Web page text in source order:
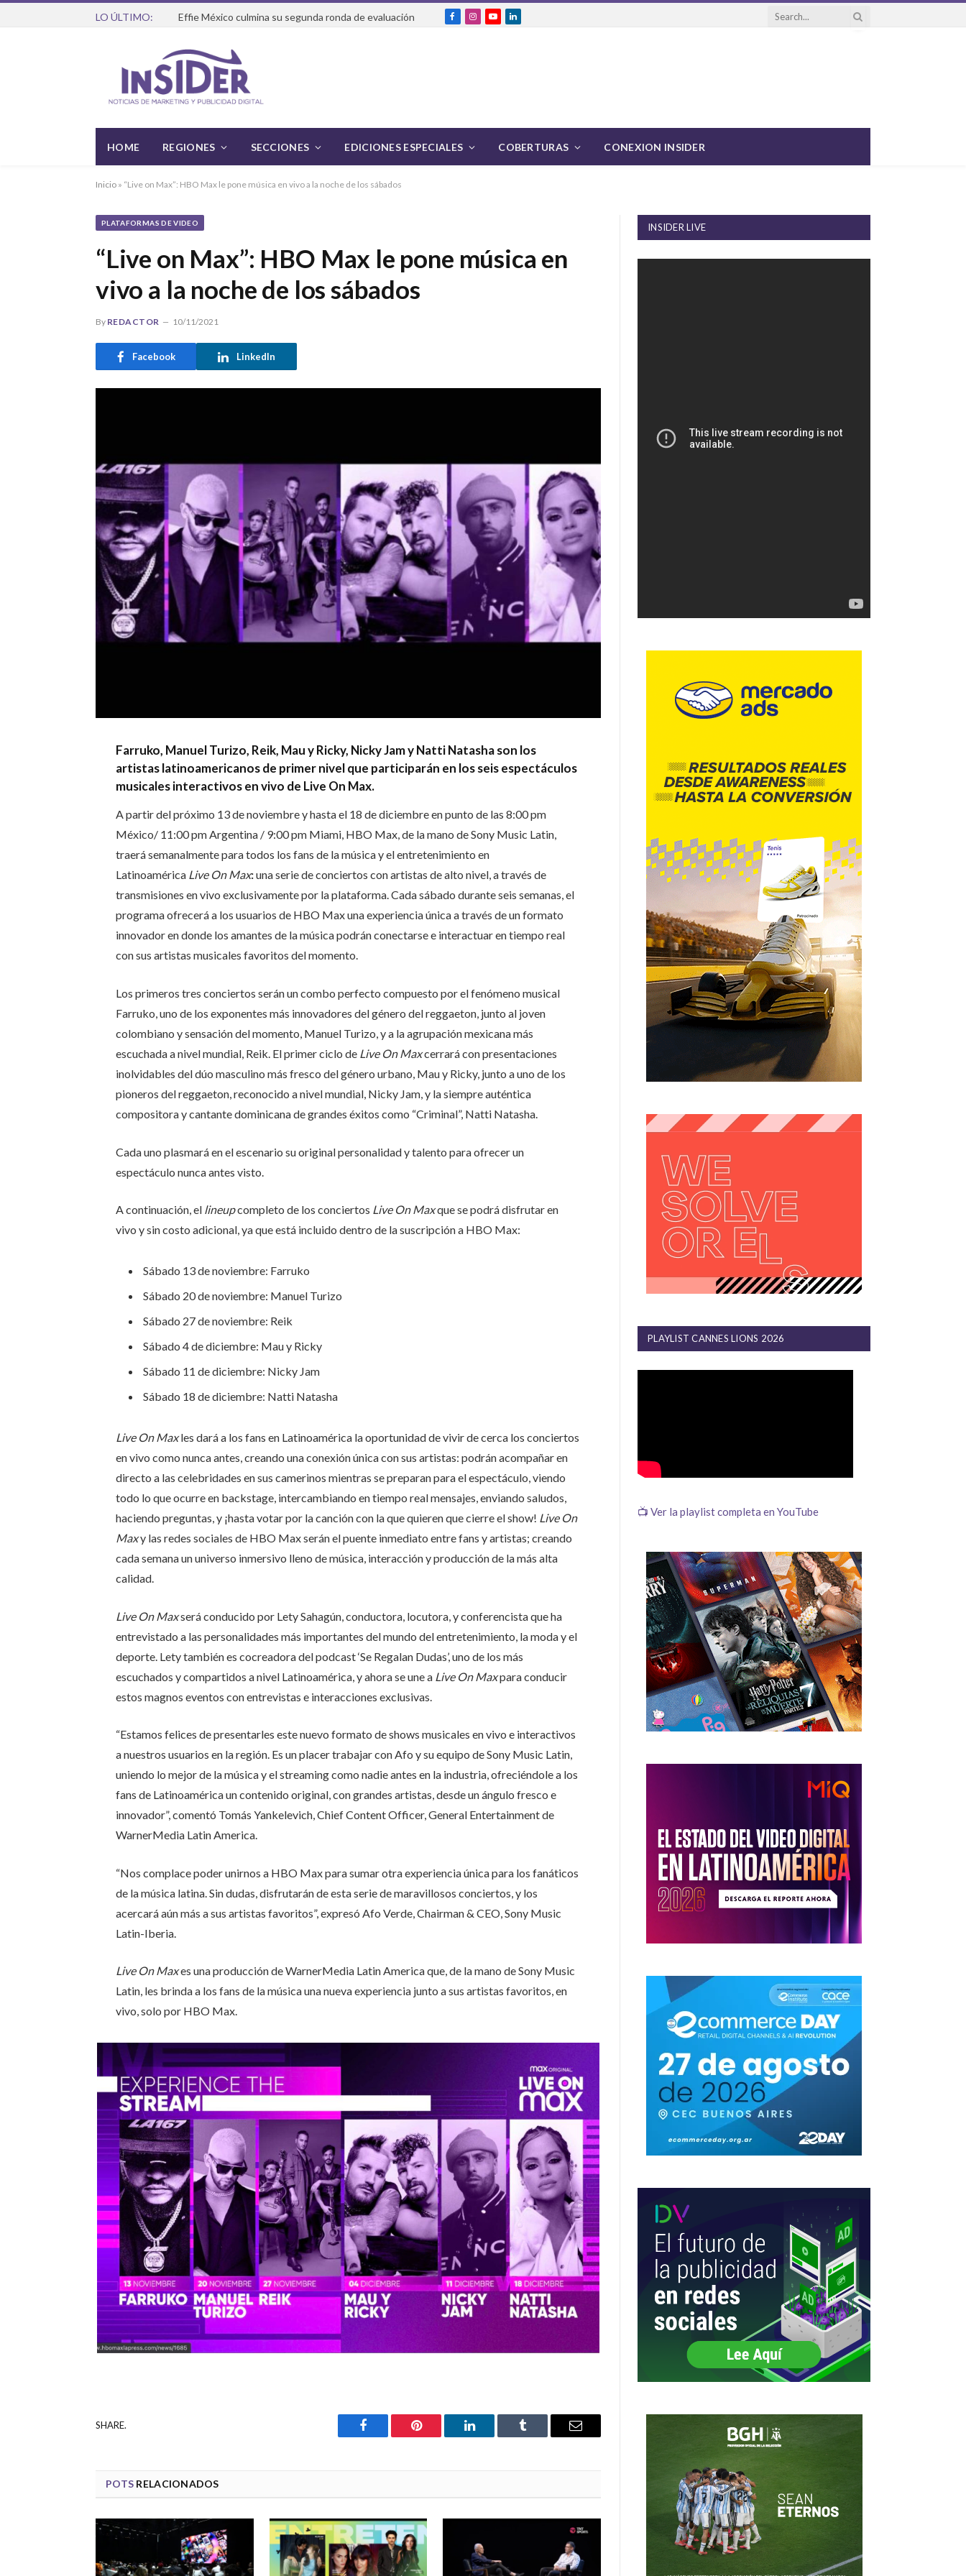
LO ÚLTIMO: Effie México culmina su segunda ronda de evaluación
FacebookInstagram
YouTubeLinkedIn
HOME REGIONES SECCIONES EDICIONES ESPECIALES COBERTURAS CONEXION INSIDER
Inicio » “Live on Max”: HBO Max le pone música en vivo a la noche de los sábados
PLATAFORMAS DE VIDEO
“Live on Max”: HBO Max le pone música en
vivo a la noche de los sábados
By REDACTOR 10/11/2021
Facebook LinkedIn
Farruko, Manuel Turizo, Reik, Mau y Ricky, Nicky Jam y Natti Natasha son los
artistas latinoamericanos de primer nivel que participarán en los seis espectáculos
musicales interactivos en vivo de Live On Max.
A partir del próximo 13 de noviembre y hasta el 18 de diciembre en punto de las 8:00 pm
México/ 11:00 pm Argentina / 9:00 pm Miami, HBO Max, de la mano de Sony Music Latin,
traerá semanalmente para todos los fans de la música y el entretenimiento en
Latinoamérica Live On Max:una serie de conciertos con artistas de alto nivel, a través de
transmisiones en vivo exclusivamente por la plataforma. Cada sábado durante seis semanas, el
programa ofrecerá a los usuarios de HBO Max una experiencia única a través de un formato
innovador en donde los amantes de la música podrán conectarse e interactuar en tiempo real
con sus artistas musicales favoritos del momento.
Los primeros tres conciertos serán un combo perfecto compuesto por el fenómeno musical
Farruko, uno de los exponentes más innovadores del género del reggaeton, junto al joven
colombiano y sensación del momento, Manuel Turizo, y a la agrupación mexicana más
escuchada a nivel mundial, Reik. El primer ciclo de Live On Maxcerrará con presentaciones
inolvidables del dúo masculino más fresco del género urbano, Mau y Ricky, junto a uno de los
pioneros del reggaeton, reconocido a nivel mundial, Nicky Jam, y la siempre auténtica
compositora y cantante dominicana de grandes éxitos como “Criminal”, Natti Natasha.
Cada uno plasmará en el escenario su original personalidad y talento para ofrecer un
espectáculo nunca antes visto.
A continuación, el lineupcompleto de los conciertos Live On Maxque se podrá disfrutar en
vivo y sin costo adicional, ya que está incluido dentro de la suscripción a HBO Max:
Sábado 13 de noviembre: Farruko
Sábado 20 de noviembre: Manuel Turizo
Sábado 27 de noviembre: Reik
Sábado 4 de diciembre: Mau y Ricky
Sábado 11 de diciembre: Nicky Jam
Sábado 18 de diciembre: Natti Natasha
Live On Maxles dará a los fans en Latinoamérica la oportunidad de vivir de cerca los conciertos
en vivo como nunca antes, creando una conexión única con sus artistas: podrán acompañar en
directo a las celebridades en sus camerinos mientras se preparan para el espectáculo, viendo
todo lo que ocurre en backstage, intercambiando en tiempo real mensajes, enviando saludos,
haciendo preguntas, y ¡hasta votar por la canción con la que quieren que cierre el show! Live On
Maxy las redes sociales de HBO Max serán el puente inmediato entre fans y artistas; creando
cada semana un universo inmersivo lleno de música, interacción y producción de la más alta
calidad.
Live On Maxserá conducido por Lety Sahagún, conductora, locutora, y conferencista que ha
entrevistado a las personalidades más importantes del mundo del entretenimiento, la moda y el
deporte. Lety también es cocreadora del podcast ‘Se Regalan Dudas’, uno de los más
escuchados y compartidos a nivel Latinoamérica, y ahora se une a Live On Maxpara conducir
estos magnos eventos con entrevistas e interacciones exclusivas.
“Estamos felices de presentarles este nuevo formato de shows musicales en vivo e interactivos
a nuestros usuarios en la región. Es un placer trabajar con Afo y su equipo de Sony Music Latin,
uniendo lo mejor de la música y el streaming como nadie antes en la industria, ofreciéndole a los
fans de Latinoamérica un contenido original, con grandes artistas, desde un ángulo fresco e
innovador”, comentó Tomás Yankelevich, Chief Content Officer, General Entertainment de
WarnerMedia Latin America.
“Nos complace poder unirnos a HBO Max para sumar otra experiencia única para los fanáticos
de la música latina. Sin dudas, disfrutarán de esta serie de maravillosos conciertos, y los
acercará aún más a sus artistas favoritos”, expresó Afo Verde, Chairman & CEO, Sony Music
Latin-Iberia.
Live On Maxes una producción de WarnerMedia Latin America que, de la mano de Sony Music
Latin, les brinda a los fans de la música una nueva experiencia junto a sus artistas favoritos, en
vivo, solo por HBO Max.
SHARE.
Facebook Pinterest LinkedIn Tumblr Email
POTS RELACIONADOS
INSIDER LIVE
PLAYLIST CANNES LIONS 2026
📺 Ver la playlist completa en YouTube